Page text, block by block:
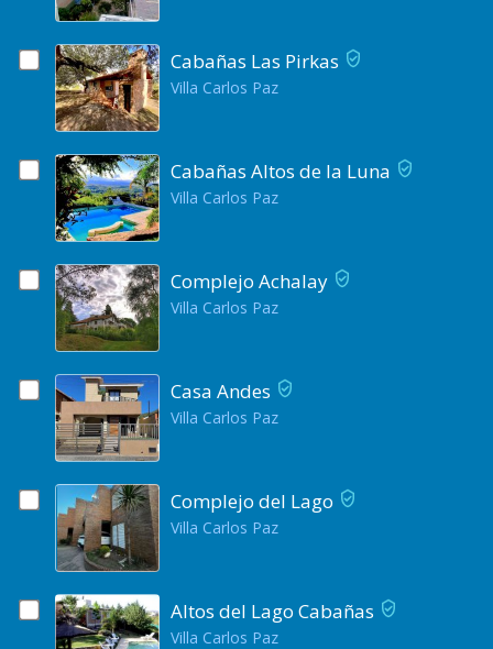
Cabañas Las Pirkas
Villa Carlos Paz
Cabañas Altos de la Luna
Villa Carlos Paz
Complejo Achalay
Villa Carlos Paz
Casa Andes
Villa Carlos Paz
Complejo del Lago
Villa Carlos Paz
Altos del Lago Cabañas
Villa Carlos Paz